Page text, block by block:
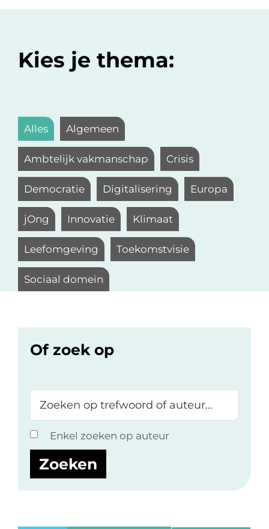
Kies je thema:
Alles Algemeen
Ambtelijk vakmanschap Crisis
Democratie Digitalisering Europa
jOng Innovatie Klimaat
Leefomgeving Toekomstvisie
Sociaal domein
Of zoek op
op
trefwoord
of
auteur...
Enkel zoeken op auteur